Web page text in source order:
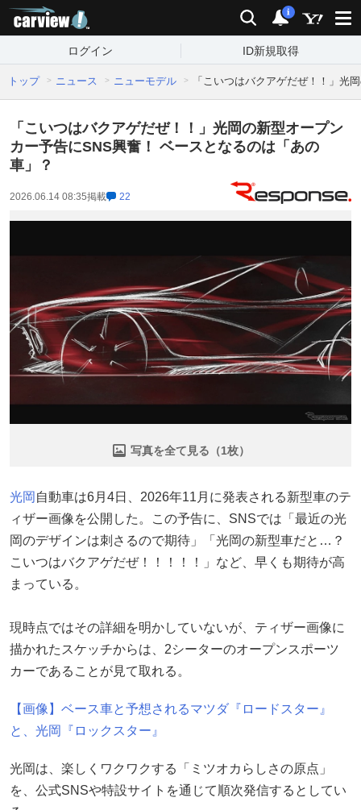
検索 通知
i
ログイン ID新規取得
トップ ニュース ニューモデル 「こいつはバクアゲだぜ！！」光
「こいつはバクアゲだぜ！！」光岡の新型オープン
カー予告にSNS興奮！ ベースとなるのは「あの
車」？
2026.06.14 08:35掲載 22
写真を全て見る（1枚）
光岡 自動車は6月4日、2026年11月に発表される新型車のテ
ィザー画像を公開した。この予告に、SNSでは「最近の光
岡のデザインは刺さるので期待」「光岡の新型車だと…？
こいつはバクアゲだぜ！！！！！」など、早くも期待が高
まっている。
現時点ではその詳細を明かしていないが、ティザー画像に
描かれたスケッチからは、2シーターのオープンスポーツ
カーであることが見て取れる。
【画像】ベース車と予想されるマツダ『ロードスター』
と、光岡『ロックスター』
光岡は、楽しくワクワクする「ミツオカらしさの原点」
を、公式SNSや特設サイトを通じて順次発信するとしてい